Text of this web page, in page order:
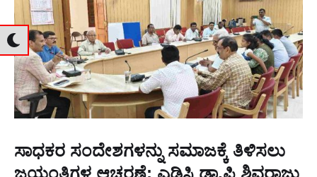
ಸಾಧಕರ ಸಂದೇಶಗಳನ್ನು ಸಮಾಜಕ್ಕೆ ತಿಳಿಸಲು